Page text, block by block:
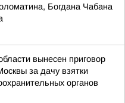
Богдана Чабана
вынесен приговор
за дачу взятки
органов